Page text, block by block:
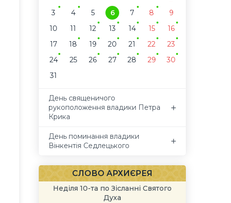
3
4 5 6 7 8
9
10
11 12 13 14 15
16
17
18 19 20 21 22
23
24
25 26 27 28 29
30
31
День священичого
рукоположення владики Петра
Крика
День поминання владики
Вінкентія Седлецького
СЛОВО АРХИЄРЕЯ
Неділя 10-та по Зісланні Святого
Духа